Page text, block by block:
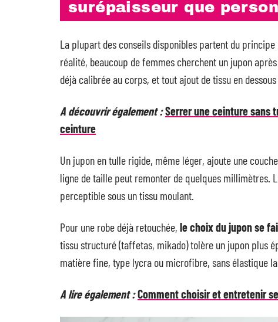
surépaisseur que
La plupart des conseils disponibles partent du
réalité, beaucoup de femmes cherchent un jupon
déjà calibrée au corps, et tout ajout de tissu en
A découvrir également :Serrer une ceinture sans
ceinture
Un jupon en tulle rigide, même léger, ajoute une
ligne de taille peut remonter de quelques millimètres.
perceptible sous un tissu moulant.
Pour une robe déjà retouchée, le choix du jupon se
tissu structuré (taffetas, mikado) tolère un jupon plus
matière fine, type lycra ou microfibre, sans élastique
A lire également :Comment choisir et entretenir